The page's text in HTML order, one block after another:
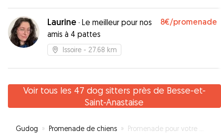
Laurine · Le meilleur pour nos
amis à 4 pattes
8€/promenade
Issoire - 27.68 km
Voir tous les 47 dog sitters près de Besse-et-
Saint-Anastaise
Gudog » Promenade de chiens » Promenade pour votre chien à Besse-et-Saint-Anastaise